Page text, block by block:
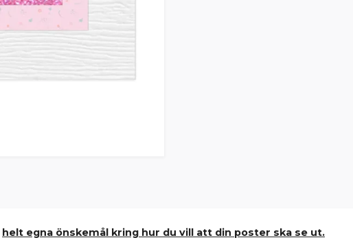
helt egna önskemål kring hur du vill att din poster ska se ut.